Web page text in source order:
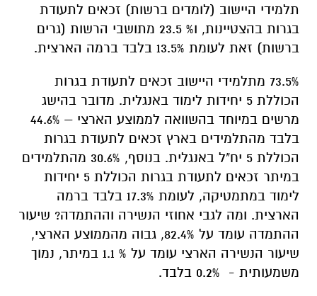
תלמידי היישוב (לומדים ברשות) זכאים לתעודת
בגרות בהצטיינות, ו% 23.5 מתושבי הרשות (גרים
ברשות) זאת לעומת 13.5% בלבד ברמה הארצית.
73.5% מתלמידי היישוב זכאים לתעודת בגרות
הכוללת 5 יחידות לימוד באנגלית. מדובר בהישג
מרשים במיוחד בהשוואה לממוצע הארצי – 44.6%
בלבד מהתלמידים בארץ זכאים לתעודת בגרות
הכוללת 5 יח"ל באנגלית. בנוסף, 30.6% מהתלמידים
במיתר זכאים לתעודת בגרות הכוללת 5 יחידות
לימוד במתמטיקה, לעומת 17.3% בלבד ברמה
הארצית. ומה לגבי אחוזי הנשירה וההתמדה? שיעור
ההתמדה עומד על 82.4%, גבוה מהממוצע הארצי,
שיעור הנשירה הארצי עומד על % 1.1 במיתר, נמוך
משמעותית - 0.2% בלבד.